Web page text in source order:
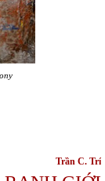
Trần C. Trí